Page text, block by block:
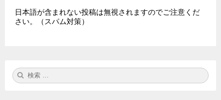
日本語が含まれない投稿は無視されますのでご注意くだ
さい。（スパム対策）
検
索: